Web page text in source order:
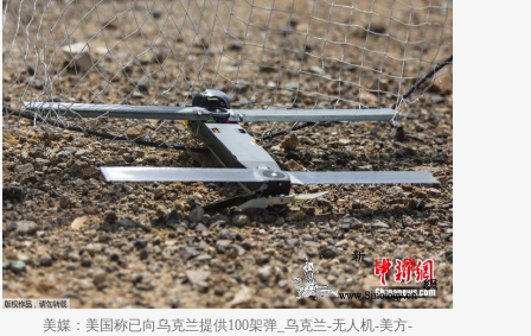
美媒：美国称已向乌克兰提供100架弹_乌克兰-无人机-美方-